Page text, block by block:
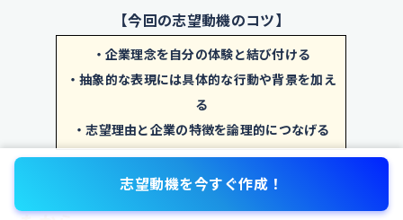
「赤ペンES」なら、このような添削を無料で
プロにお任せできます。
エントリーは【こちらをクリック】
を教えてくださったスタッフの姿が
印象に残りスタッフの方がチェック
けてくださり、地元の観光地やおす
すめの飲食店を丁寧に教えてくれた
ことで、旅の楽しみが一気に広がっ
た経験が強く印象に残りました。こ
の経験がきっかけで、「人の心に寄
【今回の志望動機のコツ】
・企業理念を自分の体験と結び付ける
・抽象的な表現には具体的な行動や背景を加え
る
・志望理由と企業の特徴を論理的につなげる
⑧ホテルフロントのサービスに感銘を受け
志望動機を今すぐ作成！